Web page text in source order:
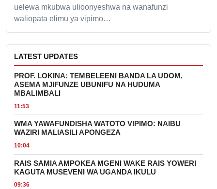
uelewa mkubwa ulioonyeshwa na wanafunzi
waliopata elimu ya vipimo…
LATEST UPDATES
PROF. LOKINA: TEMBELEENI BANDA LA UDOM,
ASEMA MJIFUNZE UBUNIFU NA HUDUMA
MBALIMBALI
11:53
WMA YAWAFUNDISHA WATOTO VIPIMO: NAIBU
WAZIRI MALIASILI APONGEZA
10:04
RAIS SAMIA AMPOKEA MGENI WAKE RAIS YOWERI
KAGUTA MUSEVENI WA UGANDA IKULU
09:36